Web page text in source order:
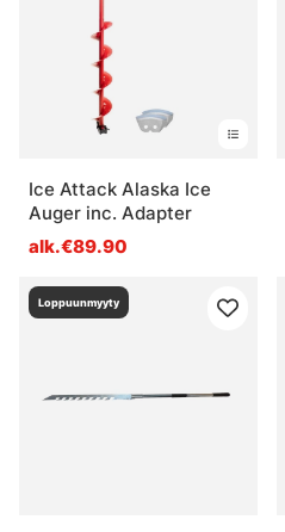
Ice Attack Alaska Ice
Auger inc. Adapter
alk.€89.90
Loppuunmyyty